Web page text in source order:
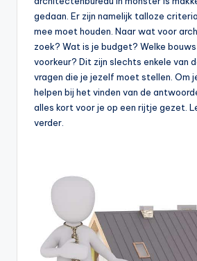
gedaan. Er zijn namelijk talloze
mee moet houden. Naar wat voor
zoek? Wat is je budget? Welke
voorkeur? Dit zijn slechts enkele van
vragen die je jezelf moet stellen. Om
helpen bij het vinden van de
alles kort voor je op een rijtje gezet.
verder.